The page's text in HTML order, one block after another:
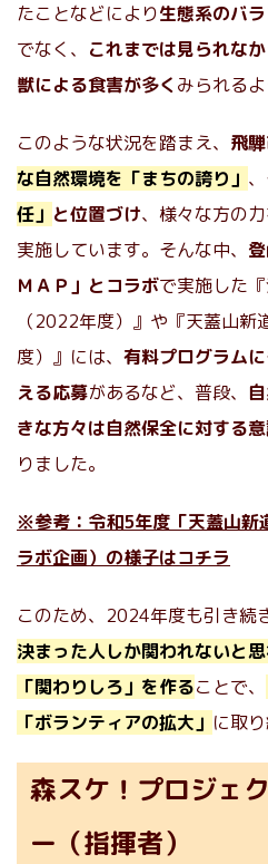
たことなどにより生態系のバ
でなく、 これまでは見られな
獣による食害が多くみられる
このような状況を踏まえ、 飛
な自然環境を「まちの誇り」
任」 と位置づけ、様々な方の
実施しています。そんな中、
ＭＡＰ」とコラボで実施した
（2022年度）』や『天蓋山
度）』には、 有料プログラム
える応募があるなど、普段、
きな方々は自然保全に対する
りました。
※参考：令和5年度「天蓋山新
ラボ企画）の様子はコチラ
このため、2024年度も引き続
決まった人しか関われないと
「関わりしろ」を作ることで、
「ボランティアの拡大」 に取
森スケ！プロジェ
ー（指揮者）